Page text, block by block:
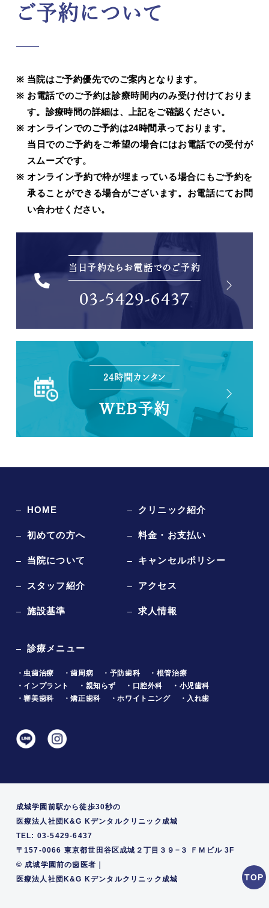
ご予約について
当院はご予約優先でのご案内となります。
お電話でのご予約は診療時間内のみ受け付けておりま
す。診療時間の詳細は、上記をご確認ください。
オンラインでのご予約は24時間承っております。
当日でのご予約をご希望の場合にはお電話での受付が
スムーズです。
オンライン予約で枠が埋まっている場合にもご予約を
承ることができる場合がございます。お電話にてお問
い合わせください。
当日予約ならお電話でのご予約
03-5429-6437
24時間カンタン
WEB予約
HOME
初めての方へ
当院について
スタッフ紹介
施設基準
クリニック紹介
料金・お支払い
キャンセルポリシー
アクセス
求人情報
診療メニュー
・虫歯治療 ・歯周病 ・予防歯科
・根管治療
・インプラント
・親知らず ・口腔外科
・小児歯科
・審美歯科
・矯正歯科 ・ホワイトニング ・入れ歯
成城学園前駅から徒歩30秒の
医療法人社団K&G Kデンタルクリニック成城
TEL: 03-5429-6437
〒157-0066 東京都世田谷区成城２丁目３９−３ ＦＭビル 3F
©成城学園前の歯医者｜
医療法人社団K&G Kデンタルクリニック成城